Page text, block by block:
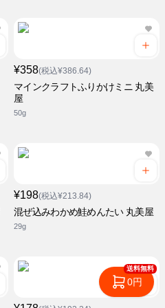
¥358(税込¥386.64)
マインクラフトふりかけミニ 丸美
屋
50g
¥198(税込¥213.84)
混ぜ込みわかめ鮭めんたい 丸美屋
29g
送料無料
0円